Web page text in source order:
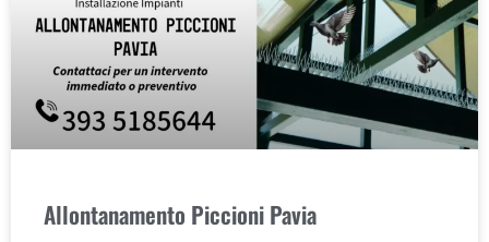
Allontanamento Piccioni Pavia